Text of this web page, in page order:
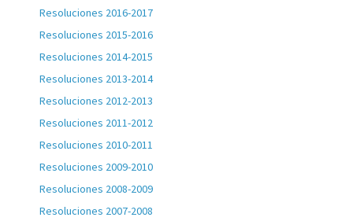
Resoluciones 2016-2017
Resoluciones 2015-2016
Resoluciones 2014-2015
Resoluciones 2013-2014
Resoluciones 2012-2013
Resoluciones 2011-2012
Resoluciones 2010-2011
Resoluciones 2009-2010
Resoluciones 2008-2009
Resoluciones 2007-2008